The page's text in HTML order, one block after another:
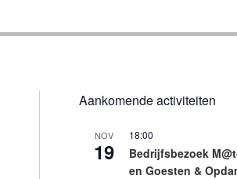
Aankomende activiteiten
NOV
19
18:00
Bedrijfsbezoek
en Goesten &